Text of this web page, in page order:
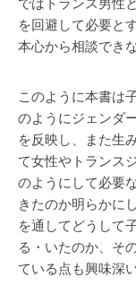
ではトランス男性
を回避して必要と
本心から相談でき
このように本書は
のようにジェンダ
を反映し、また生
て女性やトランス
のようにして必要
きたのか明らかに
を通してどうして
る・いたのか、そ
ている点も興味深い